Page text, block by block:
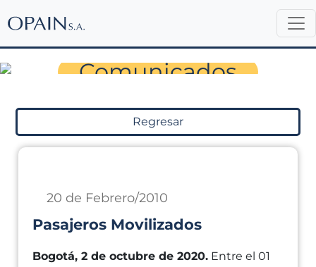
Sala de Prensa
Comunicados
Regresar
20 de Febrero/2010
Pasajeros Movilizados
Bogotá, 2 de octubre de 2020. Entre el 01